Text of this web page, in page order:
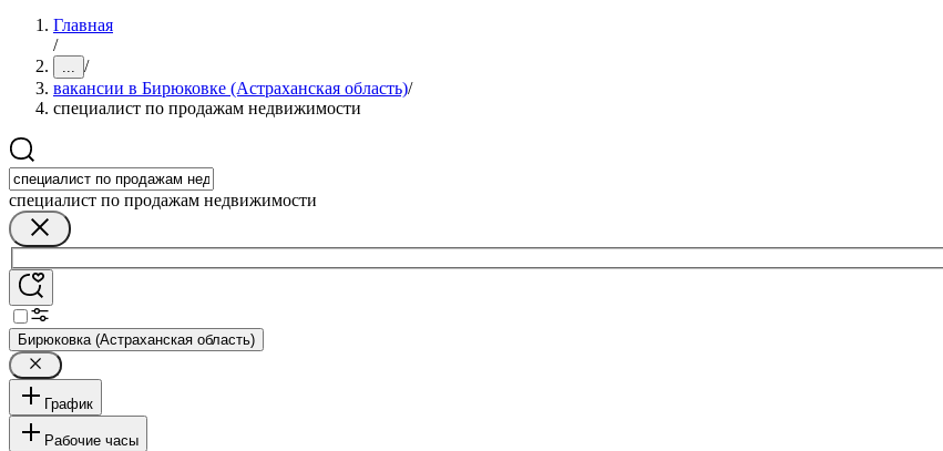
Главная
/
... /
вакансии в Бирюковке (Астраханская область)/
специалист по продажам недвижимости
специалист по продажам недвижимости
Бирюковка (Астраханская область)
График
Рабочие часы